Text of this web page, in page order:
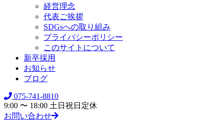
経営理念
代表ご挨拶
SDGsへの取り組み
プライバシーポリシー
このサイトについて
新卒採用
お知らせ
ブログ
075-741-8810
9:00 〜 18:00 土日祝日定休
お問い合わせ